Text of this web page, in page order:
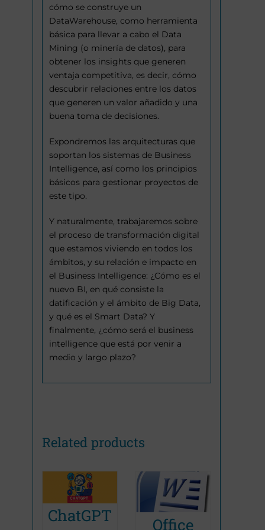
cómo se construye un
DataWarehouse, como herramienta
básica para llevar a cabo el Data
Mining (o minería de datos), para
obtener los insights que generen
ventaja competitiva, es decir, cómo
descubrir relaciones entre los datos
que generen un valor añadido y una
buena toma de decisiones.
Expondremos las arquitecturas que
soportan los sistemas de Business
Intelligence, así como los principios
básicos para gestionar proyectos de
este tipo.
Y naturalmente, trabajaremos sobre
el proceso de transformación digital
que estamos viviendo en todos los
ámbitos, y su relación e impacto en
el Business Intelligence: ¿Cómo es el
nuevo BI, en qué consiste la
datificación y el ámbito de Big Data,
y qué es el Smart Data? Y
finalmente, ¿cómo será el business
intelligence que está por venir a
medio y largo plazo?
Related products
ChatGPT
Office